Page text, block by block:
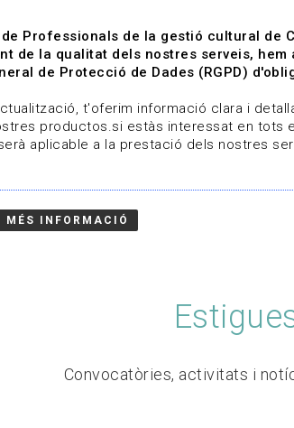
Qui som Línies de treball
Convocatòries, activitats i
Professionals de la gestió cultural de
de la qualitat dels nostres serveis,
de Protecció de Dades (RGPD)
t'oferim informació clara i
productos.si estàs interessat en tots
aplicable a la prestació dels nostres
MÉS INFORMACIÓ